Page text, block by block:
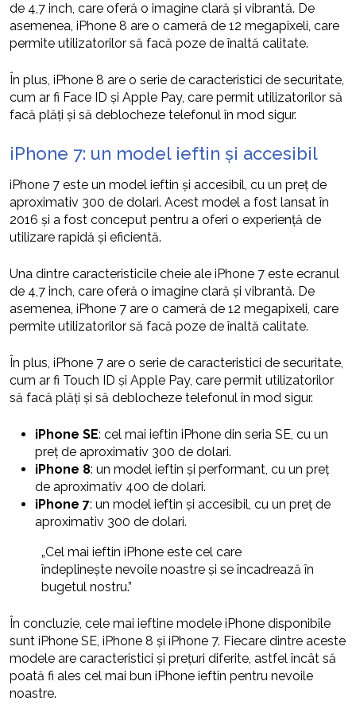
de 4,7 inch, care oferă o imagine clară și vibrantă. De
asemenea, iPhone 8 are o cameră de 12 megapixeli, care
permite utilizatorilor să facă poze de înaltă calitate.
În plus, iPhone 8 are o serie de caracteristici de securitate,
cum ar fi Face ID și Apple Pay, care permit utilizatorilor să
facă plăți și să deblocheze telefonul în mod sigur.
iPhone 7: un model ieftin și accesibil
iPhone 7 este un model ieftin și accesibil, cu un preț de
aproximativ 300 de dolari. Acest model a fost lansat în
2016 și a fost conceput pentru a oferi o experiență de
utilizare rapidă și eficientă.
Una dintre caracteristicile cheie ale iPhone 7 este ecranul
de 4,7 inch, care oferă o imagine clară și vibrantă. De
asemenea, iPhone 7 are o cameră de 12 megapixeli, care
permite utilizatorilor să facă poze de înaltă calitate.
În plus, iPhone 7 are o serie de caracteristici de securitate,
cum ar fi Touch ID și Apple Pay, care permit utilizatorilor
să facă plăți și să deblocheze telefonul în mod sigur.
iPhone SE: cel mai ieftin iPhone din seria SE, cu un
preț de aproximativ 300 de dolari.
iPhone 8: un model ieftin și performant, cu un preț
de aproximativ 400 de dolari.
iPhone 7: un model ieftin și accesibil, cu un preț de
aproximativ 300 de dolari.
„Cel mai ieftin iPhone este cel care
îndeplinește nevoile noastre și se încadrează în
bugetul nostru.”
În concluzie, cele mai ieftine modele iPhone disponibile
sunt iPhone SE, iPhone 8 și iPhone 7. Fiecare dintre aceste
modele are caracteristici și prețuri diferite, astfel încât să
poată fi ales cel mai bun iPhone ieftin pentru nevoile
noastre.